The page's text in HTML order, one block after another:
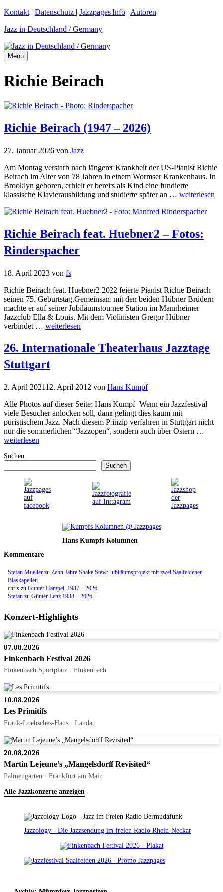
Zum
springen
Kontakt | Datenschutz | Jazzpages Info | Autoren
Jazz in Deutschland / Germany
Menü
Richie Beirach
Richie Beirach (1947 – 2026)
27. Januar 2026 von Jazz
Am Montag verstarb nach längerer Krankheit der US-Pianist Richie
Beirach im Alter von 78 Jahren in einem Wormser Krankenhaus. In
Brooklyn geboren, erhielt er bereits als Kind eine fundierte
klassische Klavierausbildung und studierte später an … weiterlesen
Richie Beirach feat. Huebner2 – Fotos:
Rinderspacher
18. April 2023 von fs
Richie Beirach feat. Huebner2 2022 feierte Pianist Richie Beirach
seinen 75. Geburtstag.Gemeinsam mit den beiden Hübner Brüdern
machte er auf seiner Jubiläumstournee Station im Mannheimer
Jazzclub Ella & Louis. Mit dem Violinisten Gregor Hübner
verbindet … weiterlesen
26. Internationale Theaterhaus Jazztage
Stuttgart
2. April 202112. April 2012 von Hans Kumpf
Alle Photos auf dieser Seite: Hans Kumpf Wenn ein Jazzfestival
viele Besucher anlocken soll, dann gelingt dies kaum mit
puristischem Jazz. Nach diesem Prinzip verfahren in Stuttgart nicht
nur die sommerlichen “Jazzopen“, sondern auch über Ostern …
weiterlesen
Suchen
Suchen
Hans Kumpfs Kolumnen
Kommentare
Stefan Mueller zu Zehn Jahre Shake Stew: Jubiläumsprojekt mit zwei Saalfeldener
Blaskapellen
chris zu Gunter Hampel, 1937 – 2026
Stefan zu Günter Lenz 1938 – 2026
Konzert-Highlights
07.08.2026
Finkenbach Festival 2026
Finkenbach Sportplatz · Finkenbach
10.08.2026
Les Primitifs
Frank-Loebsches-Haus · Landau
20.08.2026
Martin Lejeune’s „Mangelsdorff Revisited“
Palmengarten · Frankfurt am Main
Alle Jazzkonzerte anzeigen
Jazzology - Die Jazzsendung im freien Radio Rhein-Neckar